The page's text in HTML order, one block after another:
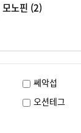
모노핀 (2)
쎄악섭
오션테그